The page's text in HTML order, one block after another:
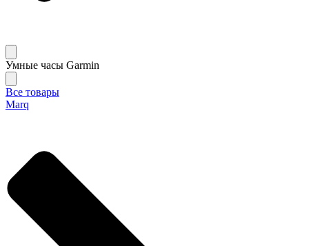
Умные часы Garmin
Все товары
Marq